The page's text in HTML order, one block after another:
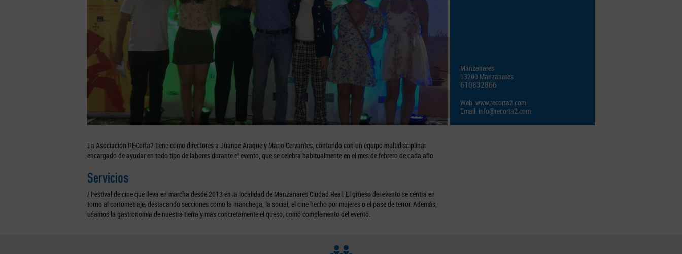
Manzanares
13200 Manzanares
610832866
Web.www.recorta2.com
Email. info@recorta2.com
La Asociación RECorta2 tiene como directores a Juanpe Araque y Mario Cervantes, contando con un equipo multidisciplinar
encargado de ayudar en todo tipo de labores durante el evento, que se celebra habitualmente en el mes de febrero de cada año.
Servicios
/ Festival de cine que lleva en marcha desde 2013 en la localidad de Manzanares Ciudad Real. El grueso del evento se centra en
torno al cortometraje, destacando secciones como la manchega, la social, el cine hecho por mujeres o el pase de terror. Además,
usamos la gastronomía de nuestra tierra y más concretamente el queso, como complemento del evento.